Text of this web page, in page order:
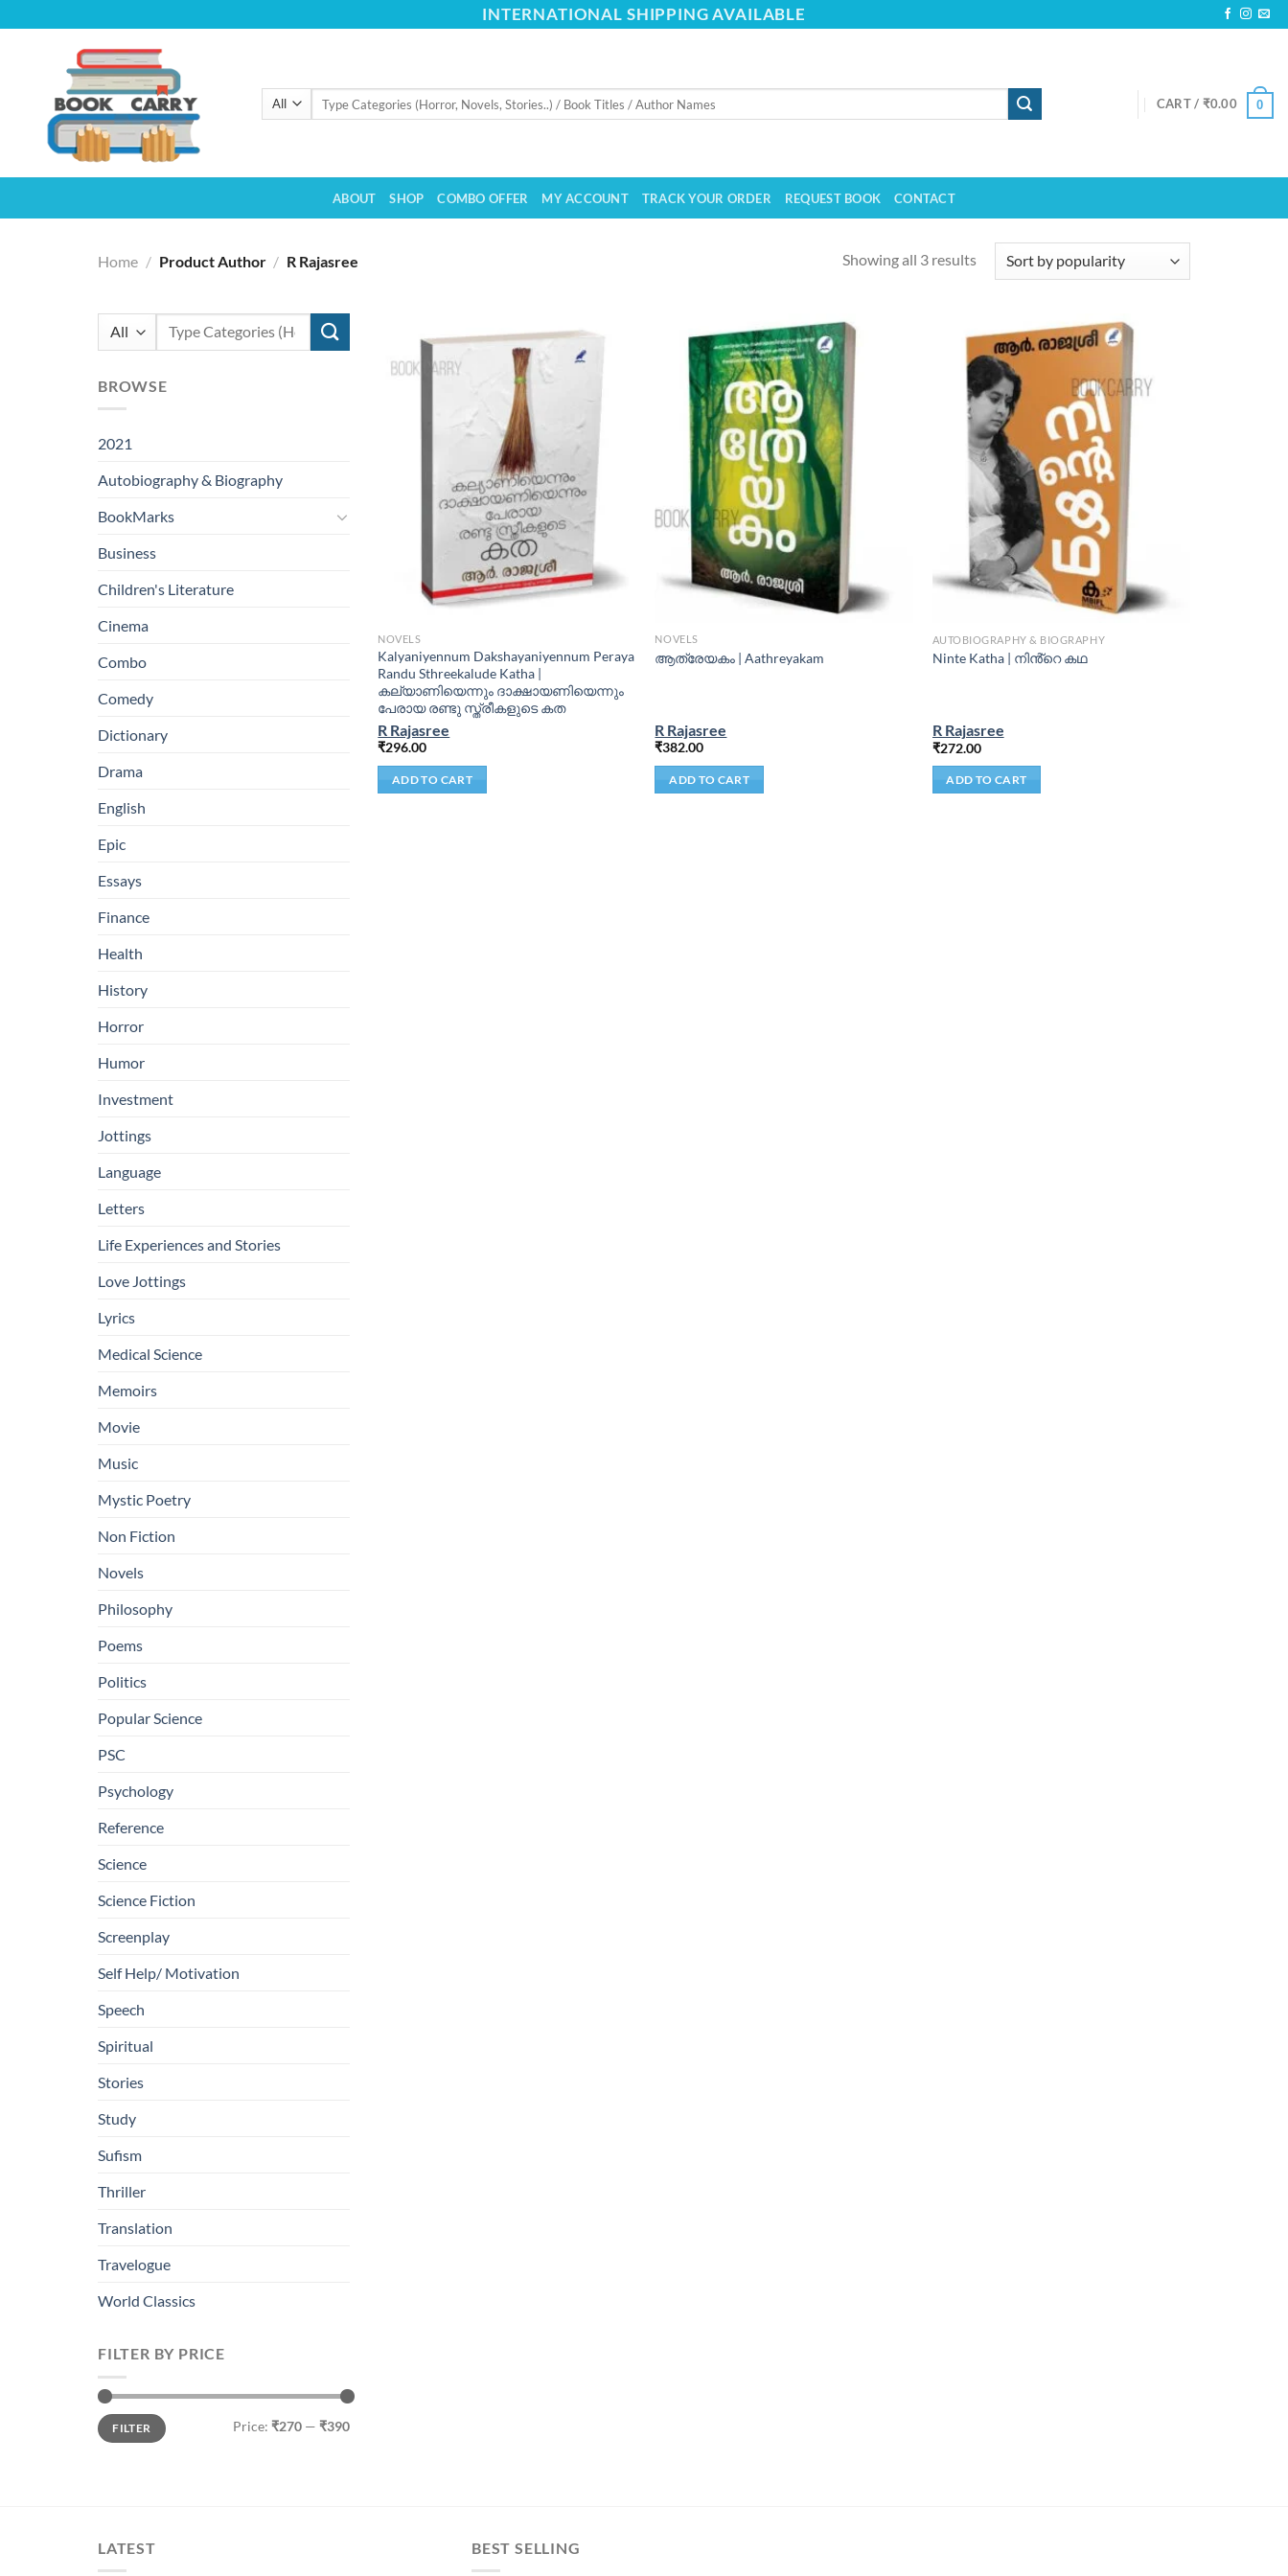
to
INTERNATIONAL SHIPPING AVAILABLE
CART / ₹0.00 0
ABOUT SHOP COMBO OFFER MY ACCOUNT TRACK YOUR ORDER REQUEST BOOK CONTACT
Home / Product Author / R Rajasree Showing all 3 results
Search
BROWSE
2021
Autobiography & Biography
BookMarks
Business
Children's Literature
Cinema
Combo
Comedy
Dictionary
Drama
English
Epic
Essays
Finance
Health
History
Horror
Humor
Investment
Jottings
Language
Letters
Life Experiences and Stories
Love Jottings
Lyrics
Medical Science
Memoirs
Movie
Music
Mystic Poetry
Non Fiction
Novels
Philosophy
Poems
Politics
Popular Science
PSC
Psychology
Reference
Science
Science Fiction
Screenplay
Self Help/ Motivation
Speech
Spiritual
Stories
Study
Sufism
Thriller
Translation
Travelogue
World Classics
FILTER BY PRICE
Min
price
Max
priceFILTER Price: ₹270— ₹390
NOVELS
Kalyaniyennum Dakshayaniyennum Peraya
Randu Sthreekalude Katha |
കല്യാണിയെന്നും ദാക്ഷായണിയെന്നും
പേരായ രണ്ടു സ്ത്രീകളുടെ കത
R Rajasree
₹296.00
ADD TO CART
NOVELS
ആത്രേയകം | Aathreyakam
R Rajasree
₹382.00
ADD TO CART
AUTOBIOGRAPHY & BIOGRAPHY
Ninte Katha | നിൻ്റെ കഥ
R Rajasree
₹272.00
ADD TO CART
LATEST BEST SELLING